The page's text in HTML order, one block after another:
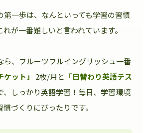
第一歩は、なんといっても学習の習慣
が一番難しいと言われています。
ら、フルーツフルイングリッシュ一番
ケット」 2枚/月と 「日替わり英語テス
、しっかり英語学習！毎日、学習環境
づくりにぴったりです。